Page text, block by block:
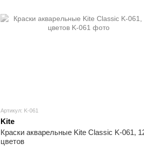
Артикул: K-061
Kite
Краски акварельные Kite Classic K-061,
цветов